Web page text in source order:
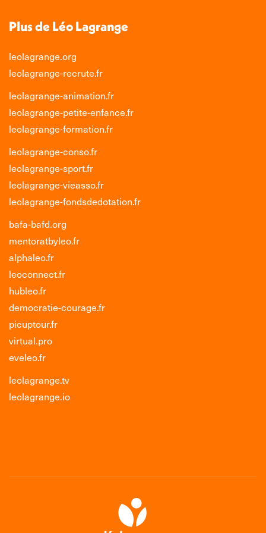
Plus de Léo Lagrange
leolagrange.org
leolagrange-recrute.fr
leolagrange-animation.fr
leolagrange-petite-enfance.fr
leolagrange-formation.fr
leolagrange-conso.fr
leolagrange-sport.fr
leolagrange-vieasso.fr
leolagrange-fondsdedotation.fr
bafa-bafd.org
mentoratbyleo.fr
alphaleo.fr
leoconnect.fr
hubleo.fr
democratie-courage.fr
picuptour.fr
virtual.pro
eveleo.fr
leolagrange.tv
leolagrange.io